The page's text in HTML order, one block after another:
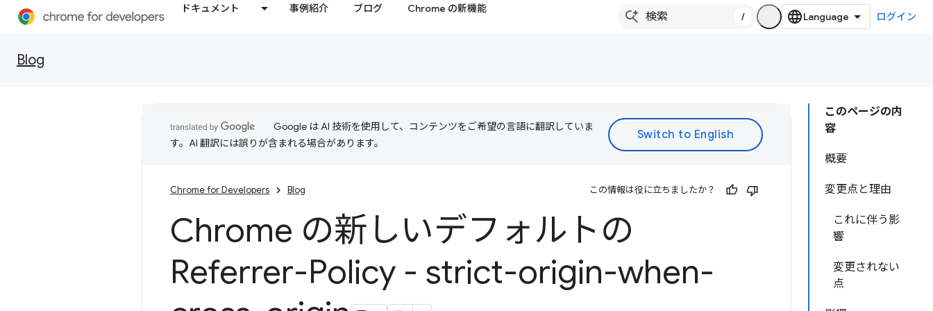
ドキュメント 事例紹介 ブログ Chrome の新機能
/ ログイン
Blog
このページの内
容
概要
変更点と理由
これに伴う影
響
変更されない
点
Google は AI 技術を使用して、コンテンツをご希望の言語に翻訳していま
す。AI 翻訳には誤りが含まれる場合があります。
Chrome for Developers Blog この情報は役に立ちましたか？
Chrome の新しいデフォルトの
Referrer-Policy - strict-origin-when-